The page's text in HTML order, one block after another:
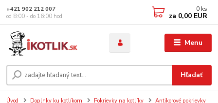
Menu
Hľadať
+421 902 212 007
od 8:00 - do 16:00 hod
0 ks
za 0,00 EUR
Úvod Doplnky ku kotlíkom Pokrievky na kotlíky
Antikorové pokrievky